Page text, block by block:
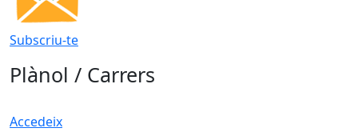
Subscriu-te
Plànol / Carrers
Accedeix